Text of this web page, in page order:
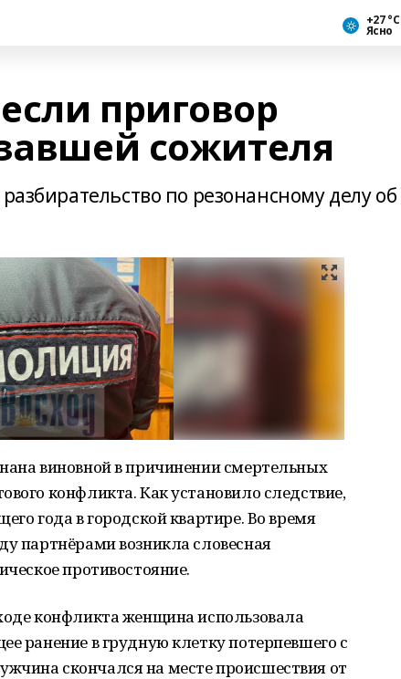
+27 °С
Ясно
приговор
сожителя
по резонансному делу об
виновной в причинении смертельных
конфликта. Как установило следствие,
года в городской квартире. Во время
партнёрами возникла словесная
противостояние.
конфликта женщина использовала
ранение в грудную клетку потерпевшего с
скончался на месте происшествия от